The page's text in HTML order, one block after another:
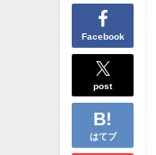
Facebook
post
はてブ